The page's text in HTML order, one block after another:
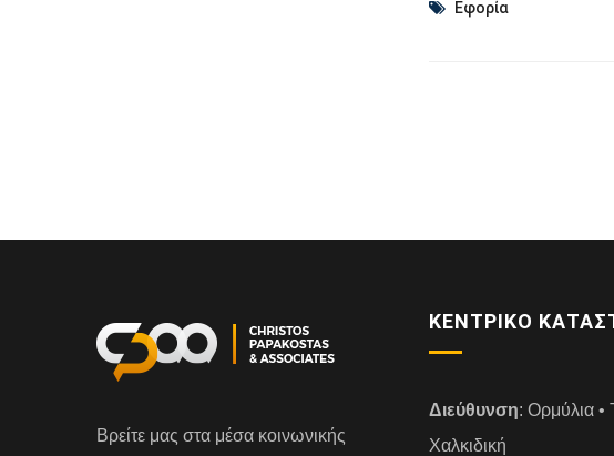
Εφορία
Βρείτε μας στα μέσα κοινωνικής
ΚΕΝΤΡΙΚΌ
Διεύθυνση: Ορμύλια •
Χαλκιδική